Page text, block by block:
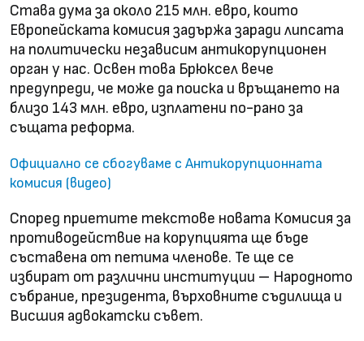
Става дума за около 215 млн. евро, които
Европейската комисия задържа заради липсата
на политически независим антикорупционен
орган у нас. Освен това Брюксел вече
предупреди, че може да поиска и връщането на
близо 143 млн. евро, изплатени по-рано за
същата реформа.
Официално се сбогуваме с Антикорупционната
комисия (видео)
Според приетите текстове новата Комисия за
противодействие на корупцията ще бъде
съставена от петима членове. Те ще се
избират от различни институции – Народното
събрание, президента, върховните съдилища и
Висшия адвокатски съвет.